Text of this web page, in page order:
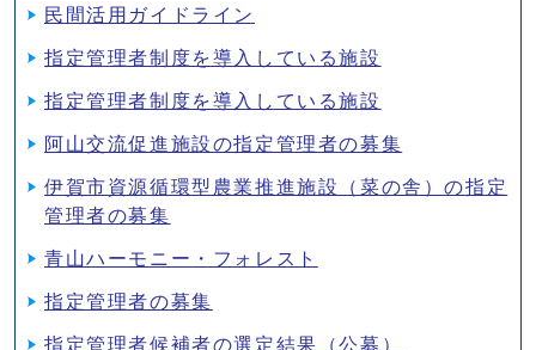
民間活用ガイドライン
指定管理者制度を導入している施設
指定管理者制度を導入している施設
阿山交流促進施設の指定管理者の募集
伊賀市資源循環型農業推進施設（菜の舎）の指定
管理者の募集
青山ハーモニー・フォレスト
指定管理者の募集
指定管理者候補者の選定結果（公募）